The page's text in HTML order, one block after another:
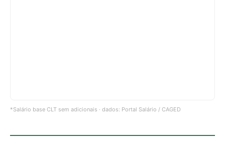
*Salário base CLT sem adicionais · dados: Portal Salário / CAGED